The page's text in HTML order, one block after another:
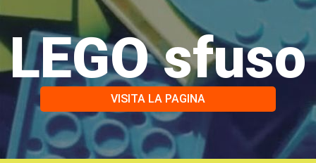
LEGO sfuso
VISITA LA PAGINA